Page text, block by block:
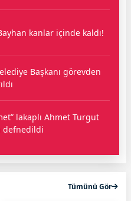
kanlar içinde kaldı!
Başkanı görevden
lakaplı Ahmet Turgut
defnedildi
Tümünü Gör